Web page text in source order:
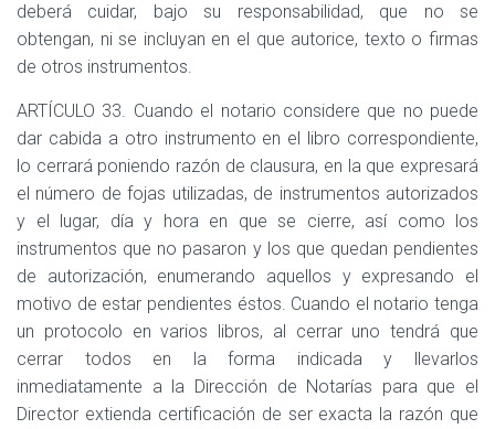
deberá cuidar, bajo su responsabilidad, que no se
obtengan, ni se incluyan en el que autorice, texto o firmas
de otros instrumentos.
ARTÍCULO 33. Cuando el notario considere que no puede
dar cabida a otro instrumento en el libro correspondiente,
lo cerrará poniendo razón de clausura, en la que expresará
el número de fojas utilizadas, de instrumentos autorizados
y el lugar, día y hora en que se cierre, así como los
instrumentos que no pasaron y los que quedan pendientes
de autorización, enumerando aquellos y expresando el
motivo de estar pendientes éstos. Cuando el notario tenga
un protocolo en varios libros, al cerrar uno tendrá que
cerrar todos en la forma indicada y llevarlos
inmediatamente a la Dirección de Notarías para que el
Director extienda certificación de ser exacta la razón que